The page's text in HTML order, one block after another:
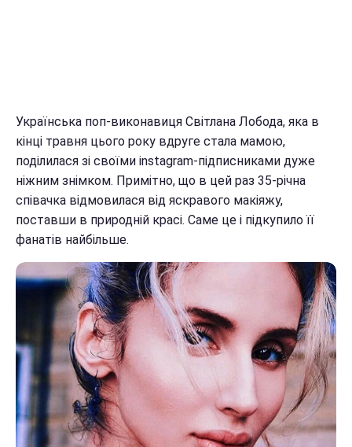
Українська поп-виконавиця Світлана Лобода, яка в
кінці травня цього року вдруге стала мамою,
поділилася зі своїми instagram-підписниками дуже
ніжним знімком. Примітно, що в цей раз 35-річна
співачка відмовилася від яскравого макіяжу,
поставши в природній красі. Саме це і підкупило її
фанатів найбільше.